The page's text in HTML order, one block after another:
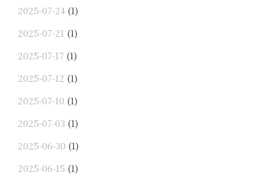
2025-07-24 (1)
2025-07-21 (1)
2025-07-17 (1)
2025-07-12 (1)
2025-07-10 (1)
2025-07-03 (1)
2025-06-30 (1)
2025-06-15 (1)